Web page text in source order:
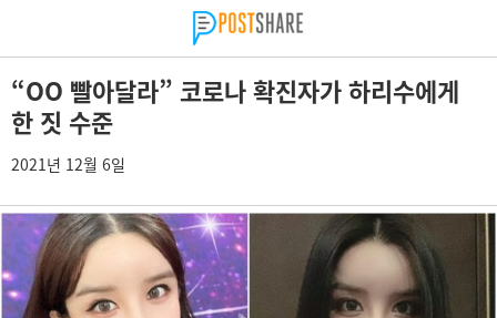
“OO 빨아달라” 코로나 확진자가 하리수에게
한 짓 수준
2021년 12월 6일